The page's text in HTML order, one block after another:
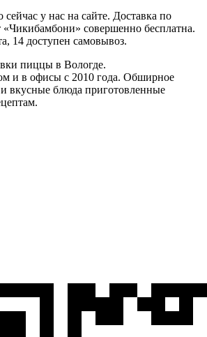
сейчас у нас на сайте. Доставка по
совершенно бесплатна.
14 доступен самовывоз.
пиццы в Вологде.
и в офисы с 2010 года. Обширное
вкусные блюда приготовленные